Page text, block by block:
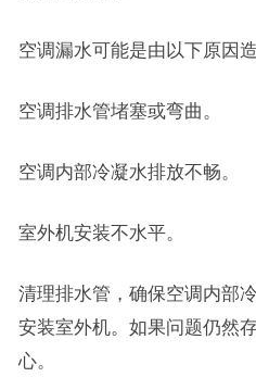
空调漏水可能是由以下原因
空调排水管堵塞或弯曲。
空调内部冷凝水排放不畅。
室外机安装不水平。
清理排水管，确保空调内部
安装室外机。如果问题仍然
心。